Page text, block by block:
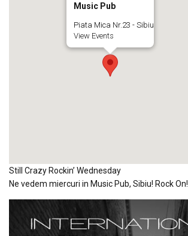
Music Pub
Piata Mica Nr.23 - Sibiu
View Events
Still Crazy Rockin’ Wednesday
Ne vedem miercuri in Music Pub, Sibiu! Rock On!